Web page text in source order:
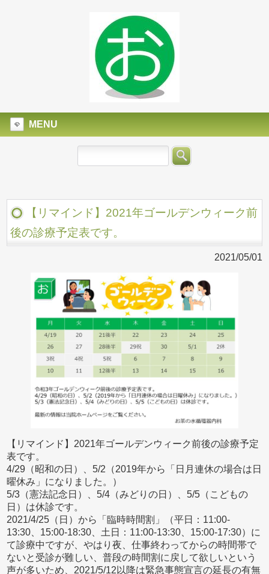
MENU
【リマインド】2021年ゴールデンウィーク前
後の診療予定表です。
2021/05/01
【リマインド】2021年ゴールデンウィーク前後の診療予定
表です。
4/29（昭和の日）、5/2（2019年から「日月連休の場合は日
曜休み」になりました。）
5/3（憲法記念日）、5/4（みどりの日）、5/5（こどもの
日）は休診です。
2021/4/25（日）から「臨時時間割」（平日：11:00-
13:30、15:00-18:30、土日：11:00-13:30、15:00-17:30）に
て診療中ですが、やはり夜、仕事終わってからの時間帯で
ないと受診が難しい、普段の時間割に戻して欲しいという
声が多いため、2021/5/12以降は緊急事態宣言の延長の有無